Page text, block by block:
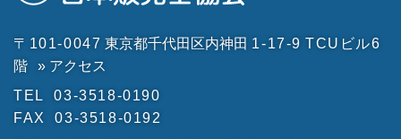
〒101-0047 東京都千代田区内神田 1-17-9 TCUビル6
階
» アクセス
TEL
03-3518-0190
FAX
03-3518-0192